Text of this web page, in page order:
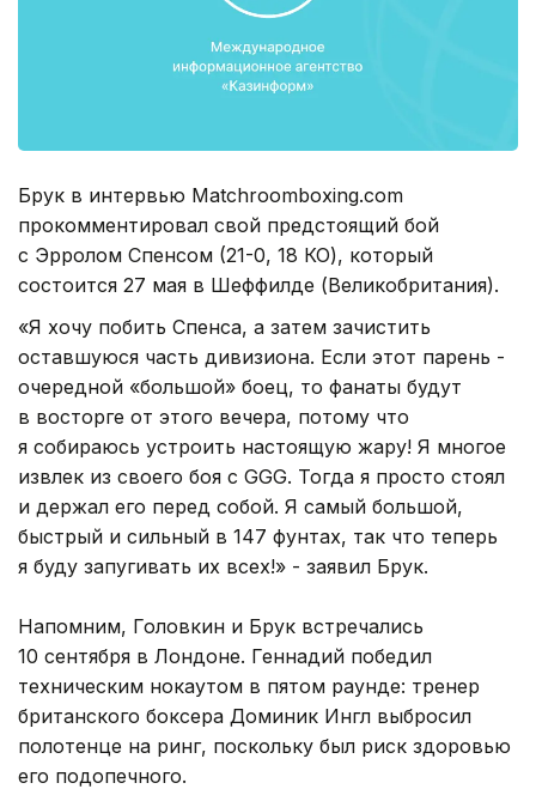
Брук в интервью Matchroomboxing.com
прокомментировал свой предстоящий бой
с Эрролом Спенсом (21-0, 18 КО), который
состоится 27 мая в Шеффилде (Великобритания).
«Я хочу побить Спенса, а затем зачистить
оставшуюся часть дивизиона. Если этот парень -
очередной «большой» боец, то фанаты будут
в восторге от этого вечера, потому что
я собираюсь устроить настоящую жару! Я многое
извлек из своего боя с GGG. Тогда я просто стоял
и держал его перед собой. Я самый большой,
быстрый и сильный в 147 фунтах, так что теперь
я буду запугивать их всех!» - заявил Брук.
Напомним, Головкин и Брук встречались
10 сентября в Лондоне. Геннадий победил
техническим нокаутом в пятом раунде: тренер
британского боксера Доминик Ингл выбросил
полотенце на ринг, поскольку был риск здоровью
его подопечного.